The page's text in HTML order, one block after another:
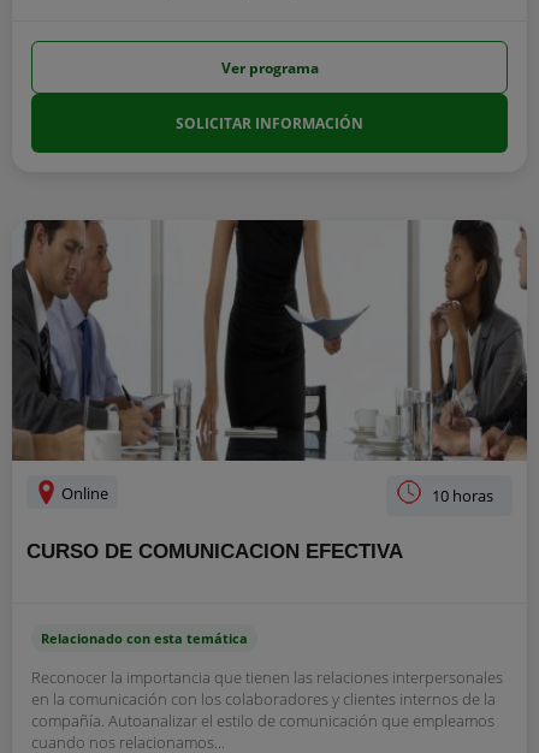
Ver programa
SOLICITAR INFORMACIÓN
Online 10 horas
CURSO DE COMUNICACION EFECTIVA
Relacionado con esta temática
Reconocer la importancia que tienen las relaciones interpersonales
en la comunicación con los colaboradores y clientes internos de la
compañía. Autoanalizar el estilo de comunicación que empleamos
cuando nos relacionamos...